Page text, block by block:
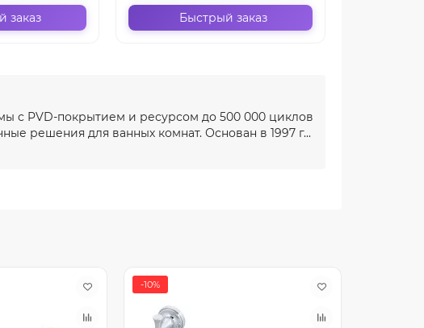
заказ Быстрый заказ
с PVD-покрытием и ресурсом до 500 000 циклов
решения для ванных комнат. Основан в 1997 г...
-10%